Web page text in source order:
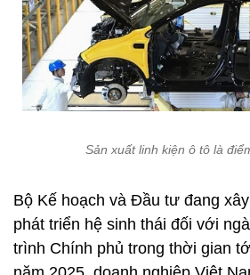
Sản xuất linh kiện ô tô là
Bộ Kế hoạch và Đầu tư đang
phát triển hệ sinh thái đối với
trình Chính phủ trong thời gian